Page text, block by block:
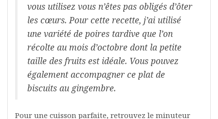
vous utilisez vous n’êtes pas obligés d’ôter
les cœurs. Pour cette recette, j’ai utilisé
une variété de poires tardive que l’on
récolte au mois d’octobre dont la petite
taille des fruits est idéale. Vous pouvez
également accompagner ce plat de
biscuits au gingembre.
Pour une cuisson parfaite, retrouvez le minuteur